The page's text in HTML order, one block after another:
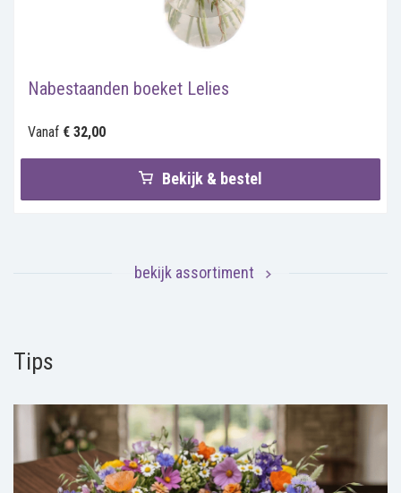
Nabestaanden boeket Lelies
Vanaf € 32,00
Bekijk & bestel
bekijk assortiment
Tips